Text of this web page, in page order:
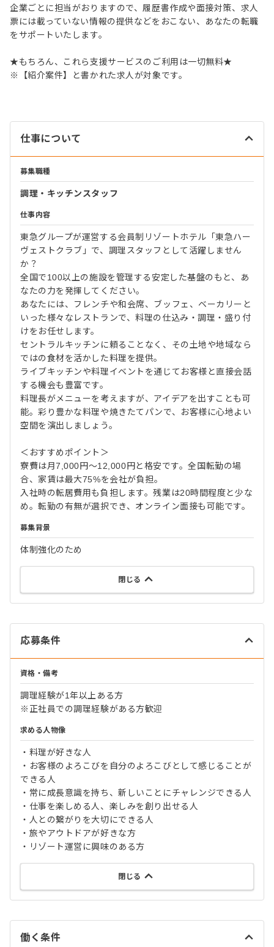
企業ごとに担当がおりますので、履歴書作成や面接対策、求人
票には載っていない情報の提供などをおこない、あなたの転職
をサポートいたします。
★もちろん、これら支援サービスのご利用は一切無料★
※【紹介案件】と書かれた求人が対象です。
仕事について
募集職種
調理・キッチンスタッフ
仕事内容
東急グループが運営する会員制リゾートホテル「東急ハー
ヴェストクラブ」で、調理スタッフとして活躍しません
か？
全国で100以上の施設を管理する安定した基盤のもと、あ
なたの力を発揮してください。
あなたには、フレンチや和会席、ブッフェ、ベーカリーと
いった様々なレストランで、料理の仕込み・調理・盛り付
けをお任せします。
セントラルキッチンに頼ることなく、その土地や地域なら
ではの食材を活かした料理を提供。
ライブキッチンや料理イベントを通じてお客様と直接会話
する機会も豊富です。
料理長がメニューを考えますが、アイデアを出すことも可
能。彩り豊かな料理や焼きたてパンで、お客様に心地よい
空間を演出しましょう。
＜おすすめポイント＞
寮費は月7,000円〜12,000円と格安です。全国転勤の場
合、家賃は最大75%を会社が負担。
入社時の転居費用も負担します。残業は20時間程度と少な
め。転勤の有無が選択でき、オンライン面接も可能です。
募集背景
体制強化のため
閉じる
応募条件
資格・備考
調理経験が1年以上ある方
※正社員での調理経験がある方歓迎
求める人物像
・料理が好きな人
・お客様のよろこびを自分のよろこびとして感じることが
できる人
・常に成長意識を持ち、新しいことにチャレンジできる人
・仕事を楽しめる人、楽しみを創り出せる人
・人との繋がりを大切にできる人
・旅やアウトドアが好きな方
・リゾート運営に興味のある方
閉じる
働く条件